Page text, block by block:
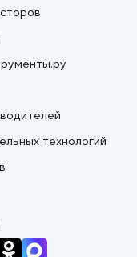
технологий